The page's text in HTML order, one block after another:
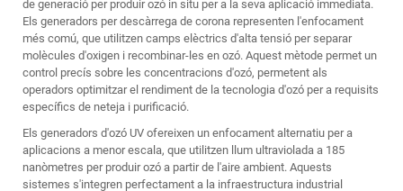
de generació per produir ozó in situ per a la seva aplicació immediata.
Els generadors per descàrrega de corona representen l'enfocament
més comú, que utilitzen camps elèctrics d'alta tensió per separar
molècules d'oxigen i recombinar-les en ozó. Aquest mètode permet un
control precís sobre les concentracions d'ozó, permetent als
operadors optimitzar el rendiment de la tecnologia d'ozó per a requisits
específics de neteja i purificació.
Els generadors d'ozó UV ofereixen un enfocament alternatiu per a
aplicacions a menor escala, que utilitzen llum ultraviolada a 185
nanòmetres per produir ozó a partir de l'aire ambient. Aquests
sistemes s'integren perfectament a la infraestructura industrial